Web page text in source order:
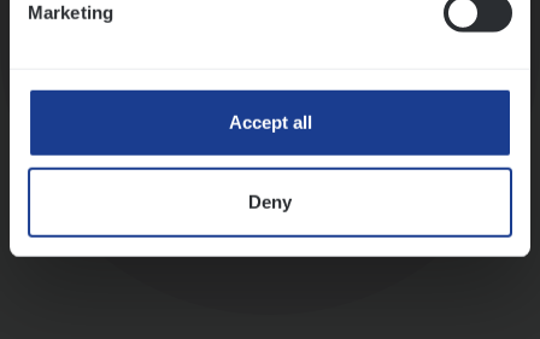
Marketing
Accept all
Deny